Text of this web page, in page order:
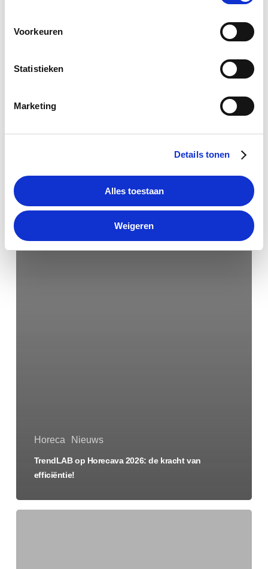
Voorkeuren
Statistieken
Marketing
Details tonen
Alles toestaan
Weigeren
Horeca Nieuws
TrendLAB op Horecava 2026: de kracht van
efficiëntie!